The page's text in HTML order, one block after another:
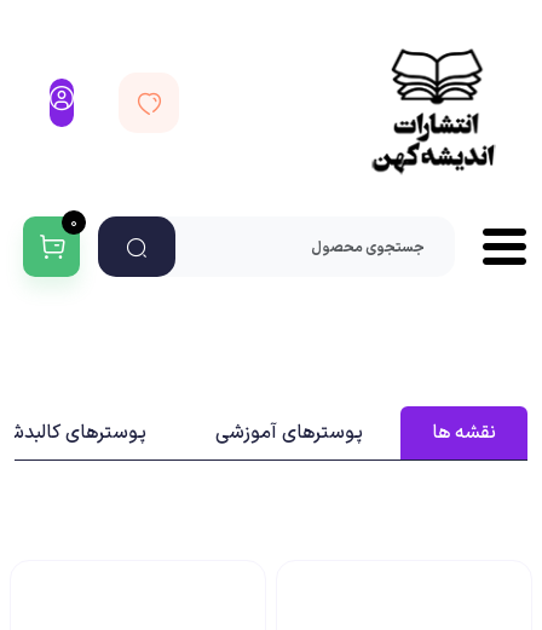
0
نقشه‌ ها پوسترهای آموزشی پوسترهای